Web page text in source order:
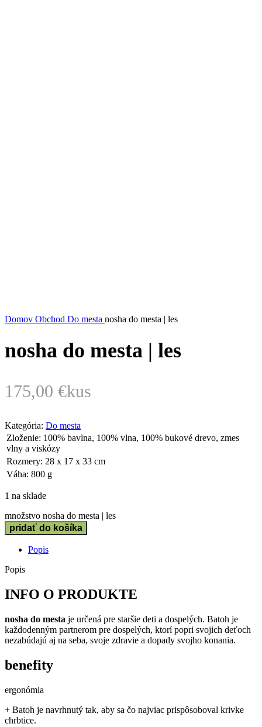
Domov Obchod Do mesta nosha do mesta | les
nosha do mesta | les
175,00 €kus
Kategória: Do mesta
Zloženie: 100% bavlna, 100% vlna, 100% bukové drevo, zmes
vlny a viskózy
Rozmery: 28 x 17 x 33 cm
Váha: 800 g
1 na sklade
množstvo nosha do mesta | les
pridať do košíka
Popis
Popis
INFO O PRODUKTE
nosha do mesta je určená pre staršie deti a dospelých. Batoh je
každodenným partnerom pre dospelých, ktorí popri svojich deťoch
nezabúdajú aj na seba, svoje zdravie a dopady svojho konania.
benefity
ergonómia
+ Batoh je navrhnutý tak, aby sa čo najviac prispôsoboval krivke
chrbtice.